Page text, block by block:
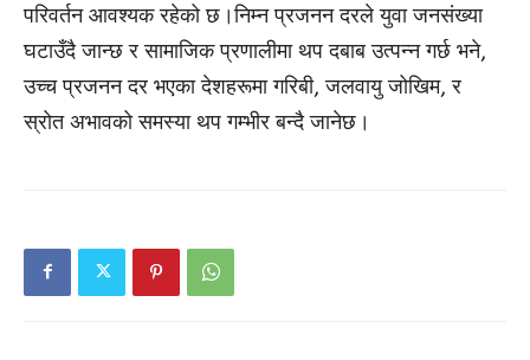
परिवर्तन आवश्यक रहेको छ।निम्न प्रजनन दरले युवा जनसंख्या
घटाउँदै जान्छ र सामाजिक प्रणालीमा थप दबाब उत्पन्न गर्छ भने,
उच्च प्रजनन दर भएका देशहरूमा गरिबी, जलवायु जोखिम, र
स्रोत अभावको समस्या थप गम्भीर बन्दै जानेछ।